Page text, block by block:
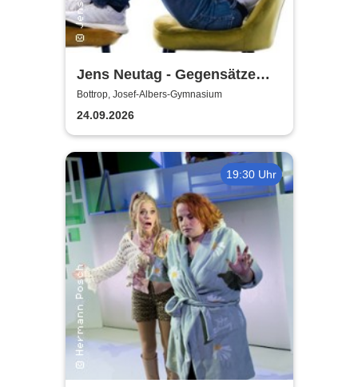
Jens Neutag - Gegensätze
ziehen sich aus
Bottrop, Josef-Albers-Gymnasium
24.09.2026
19:30 Uhr